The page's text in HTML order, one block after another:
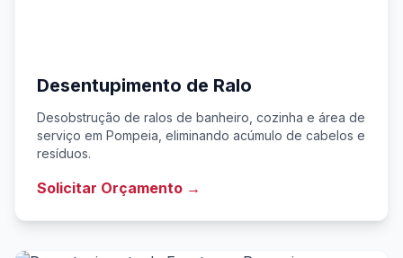
Desentupimento de Ralo
Desobstrução de ralos de banheiro, cozinha e área de
serviço em Pompeia, eliminando acúmulo de cabelos e
resíduos.
Solicitar Orçamento →